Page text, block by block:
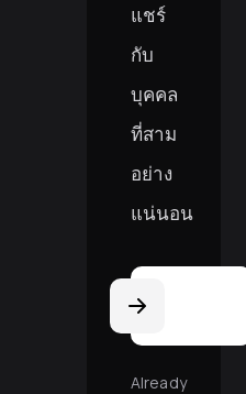
แชร์
กับ
บุคคล
ที่สาม
อย่าง
แน่นอน
Address
Already